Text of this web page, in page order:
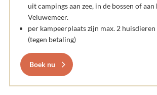
uit campings aan zee, in de bossen of aan
Veluwemeer.
per kampeerplaats zijn max. 2 huisdieren
(tegen betaling)
Boek nu